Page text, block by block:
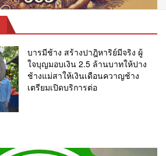
บารมีช้าง สร้างปาฎิหาริย์มีจริง ผู้
ใจบุญมอบเงิน 2.5 ล้านบาทให้ปาง
ช้างแม่สาให้เงินเดือนควาญช้าง
เตรียมเปิดบริการต่อ